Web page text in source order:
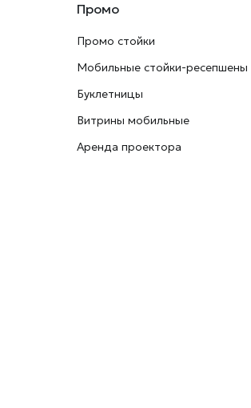
Промо
Промо стойки
Мобильные стойки-ресепшены
Буклетницы
Витрины мобильные
Аренда проектора